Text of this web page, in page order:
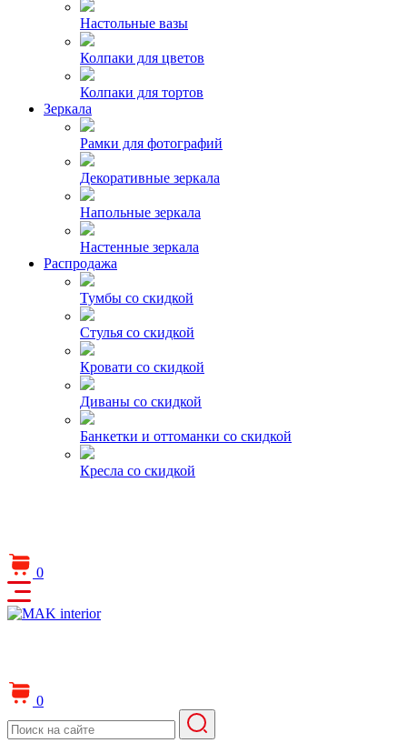
Настольные вазы
Колпаки для цветов
Колпаки для тортов
Зеркала
Рамки для фотографий
Декоративные зеркала
Напольные зеркала
Настенные зеркала
Распродажа
Тумбы со скидкой
Стулья со скидкой
Кровати со скидкой
Диваны со скидкой
Банкетки и оттоманки со скидкой
Кресла со скидкой
0
0